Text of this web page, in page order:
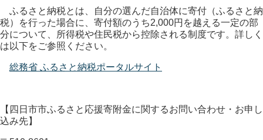
ふるさと納税とは、自分の選んだ自治体に寄付（ふるさと納
税）を行った場合に、寄付額のうち2,000円を越える一定の部
分について、所得税や住民税から控除される制度です。詳しく
は以下をご参照ください。
総務省 ふるさと納税ポータルサイト
【四日市市ふるさと応援寄附金に関するお問い合わせ・お申し
込み先】